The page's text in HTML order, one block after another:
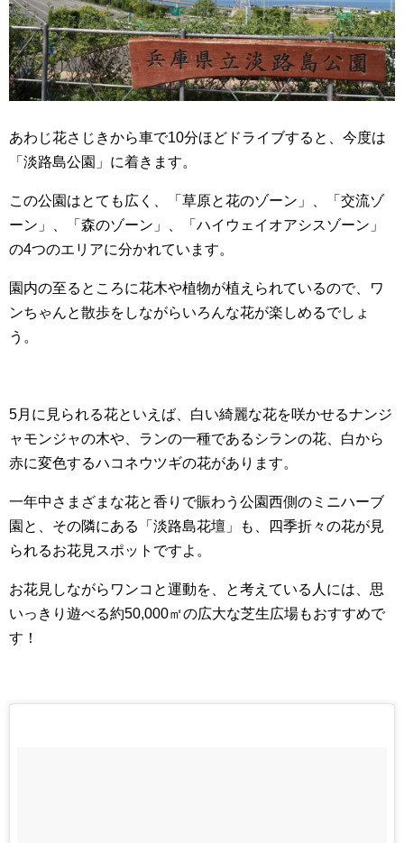
あわじ花さじきから車で10分ほどドライブすると、今度は
「淡路島公園」に着きます。
この公園はとても広く、「草原と花のゾーン」、「交流ゾ
ーン」、「森のゾーン」、「ハイウェイオアシスゾーン」
の4つのエリアに分かれています。
園内の至るところに花木や植物が植えられているので、ワ
ンちゃんと散歩をしながらいろんな花が楽しめるでしょ
う。
5月に見られる花といえば、白い綺麗な花を咲かせるナンジ
ャモンジャの木や、ランの一種であるシランの花、白から
赤に変色するハコネウツギの花があります。
一年中さまざまな花と香りで賑わう公園西側のミニハーブ
園と、その隣にある「淡路島花壇」も、四季折々の花が見
られるお花見スポットですよ。
お花見しながらワンコと運動を、と考えている人には、思
いっきり遊べる約50,000㎡の広大な芝生広場もおすすめで
す！